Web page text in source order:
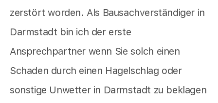
zerstört worden. Als Bausachverständiger in
Darmstadt bin ich der erste
Ansprechpartner wenn Sie solch einen
Schaden durch einen Hagelschlag oder
sonstige Unwetter in Darmstadt zu beklagen